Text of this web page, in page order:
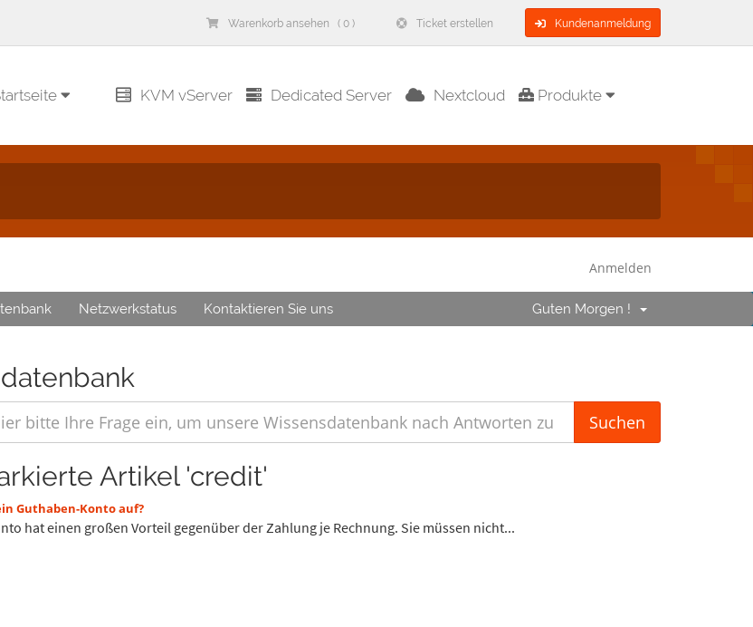
Warenkorb ansehen ( 0 ) Ticket erstellen Kundenanmeldung
KVM vServer Dedicated Server Nextcloud Produkte
Anmelden
Netzwerkstatus Kontaktieren Sie uns Guten Morgen !
Artikel 'credit'
Guthaben-Konto auf?
hat einen großen Vorteil gegenüber der Zahlung je Rechnung. Sie müssen nicht...